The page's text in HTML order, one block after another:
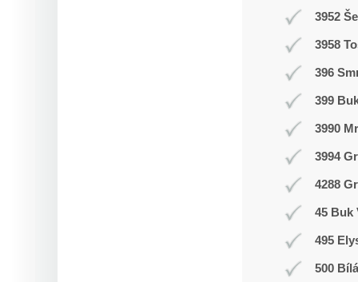
3952
3958
396
399
3990
3994
4288
45 Buk
495
500 Bílá